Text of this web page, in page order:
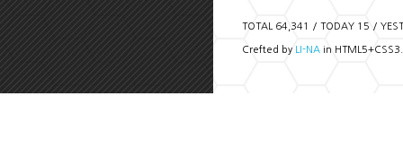
TOTAL 64,341 / TODAY 15 /
Crefted by LI-NA in